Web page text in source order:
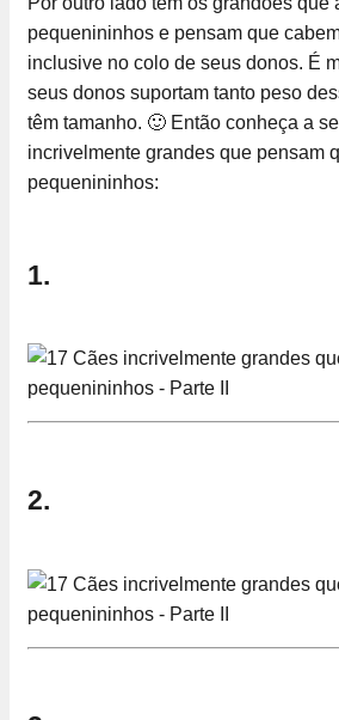
pequenininhos e pensam que
inclusive no colo de seus donos. É
seus donos suportam tanto peso
têm tamanho. 🙂 Então conheça a
incrivelmente grandes que pensam
pequenininhos:
1.
2.